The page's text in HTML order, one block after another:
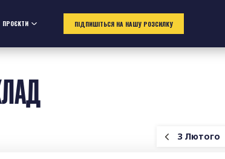
ПРОЄКТИ ПІДПИШІТЬСЯ НА НАШУ РОЗСИЛКУ
3 Лютого